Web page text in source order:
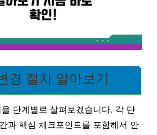
경 절차 알아보기
단계별로 살펴보겠습니다. 각 단
과 핵심 체크포인트를 포함해서 안